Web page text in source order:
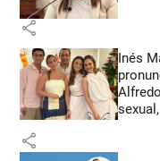
share
Inés
share